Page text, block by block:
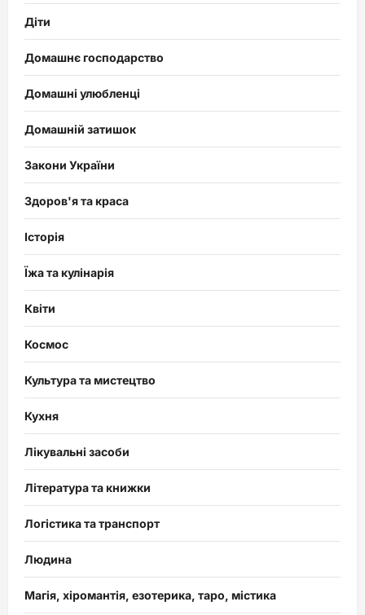
Діти
Домашнє господарство
Домашні улюбленці
Домашній затишок
Закони України
Здоров'я та краса
Історія
Їжа та кулінарія
Квіти
Космос
Культура та мистецтво
Кухня
Лікувальні засоби
Література та книжки
Логістика та транспорт
Людина
Магія, хіромантія, езотерика, таро, містика